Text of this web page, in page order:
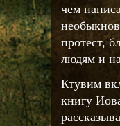
чем
протест,
людям и
Ктувим
книгу